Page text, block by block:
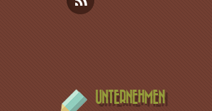
UNTERNEHMEN